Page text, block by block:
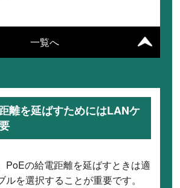
一覧へ
離を延ばすためにはLANケ
PoEの給電距離を延ばすときは適
を選択することが重要です。